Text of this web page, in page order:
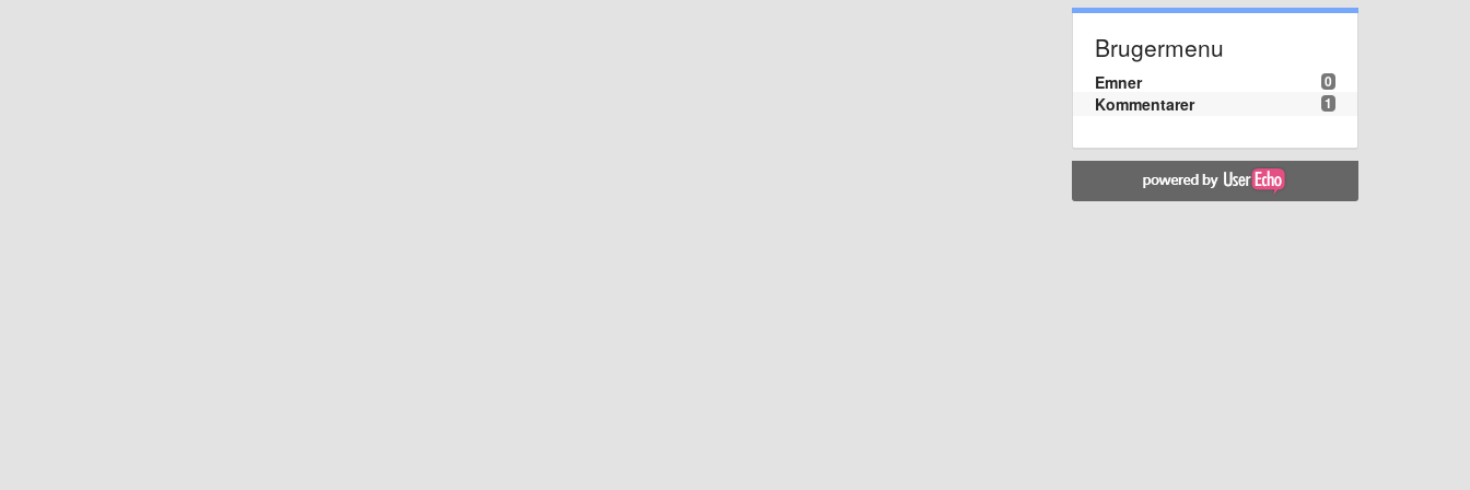
Brugermenu
0
Emner
1
Kommentarer